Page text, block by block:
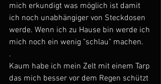
mich erkundigt was möglich ist damit
ich noch unabhängiger von Steckdosen
werde. Wenn ich zu Hause bin werde ich
mich noch ein wenig "schlau" machen.
.
Kaum habe ich mein Zelt mit einem Tarp
das mich besser vor dem Regen schützt